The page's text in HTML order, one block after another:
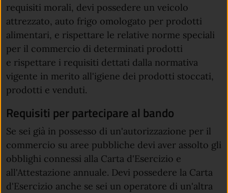
requisiti morali, devi possedere un veicolo
attrezzato, auto frigo omologato per prodotti
alimentari, e rispettare le relative norme speciali
per il commercio di determinati prodotti
e rispettare i requisiti dettati dalla normativa
vigente in merito all'igiene dei prodotti stoccati,
prodotti e venduti.
Requisiti per partecipare al bando
Se sei già in possesso di un'autorizzazione per il
commercio su aree pubbliche devi aver assolto gli
obblighi connessi alla Carta d'Esercizio e
all'Attestazione annuale. Devi possedere la Carta
d'Esercizio anche se sei un operatore di un'altra